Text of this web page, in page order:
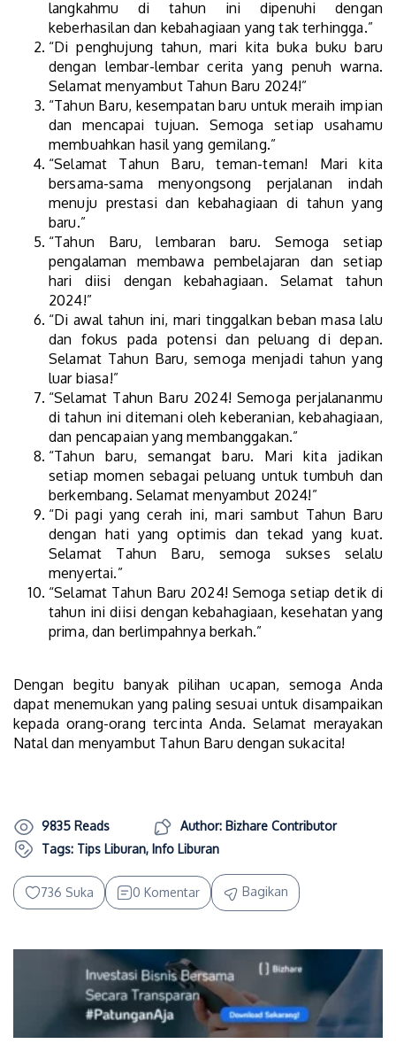
langkahmu di tahun ini dipenuhi dengan
keberhasilan dan kebahagiaan yang tak terhingga.”
“Di penghujung tahun, mari kita buka buku baru
dengan lembar-lembar cerita yang penuh warna.
Selamat menyambut Tahun Baru 2024!”
“Tahun Baru, kesempatan baru untuk meraih impian
dan mencapai tujuan. Semoga setiap usahamu
membuahkan hasil yang gemilang.”
“Selamat Tahun Baru, teman-teman! Mari kita
bersama-sama menyongsong perjalanan indah
menuju prestasi dan kebahagiaan di tahun yang
baru.”
“Tahun Baru, lembaran baru. Semoga setiap
pengalaman membawa pembelajaran dan setiap
hari diisi dengan kebahagiaan. Selamat tahun
2024!”
“Di awal tahun ini, mari tinggalkan beban masa lalu
dan fokus pada potensi dan peluang di depan.
Selamat Tahun Baru, semoga menjadi tahun yang
luar biasa!”
“Selamat Tahun Baru 2024! Semoga perjalananmu
di tahun ini ditemani oleh keberanian, kebahagiaan,
dan pencapaian yang membanggakan.”
“Tahun baru, semangat baru. Mari kita jadikan
setiap momen sebagai peluang untuk tumbuh dan
berkembang. Selamat menyambut 2024!”
“Di pagi yang cerah ini, mari sambut Tahun Baru
dengan hati yang optimis dan tekad yang kuat.
Selamat Tahun Baru, semoga sukses selalu
menyertai.”
“Selamat Tahun Baru 2024! Semoga setiap detik di
tahun ini diisi dengan kebahagiaan, kesehatan yang
prima, dan berlimpahnya berkah.”
Dengan begitu banyak pilihan ucapan, semoga Anda
dapat menemukan yang paling sesuai untuk disampaikan
kepada orang-orang tercinta Anda. Selamat merayakan
Natal dan menyambut Tahun Baru dengan sukacita!
9835 Reads
Author: Bizhare Contributor
Tags: Tips Liburan, Info Liburan
736 Suka 0 Komentar Bagikan